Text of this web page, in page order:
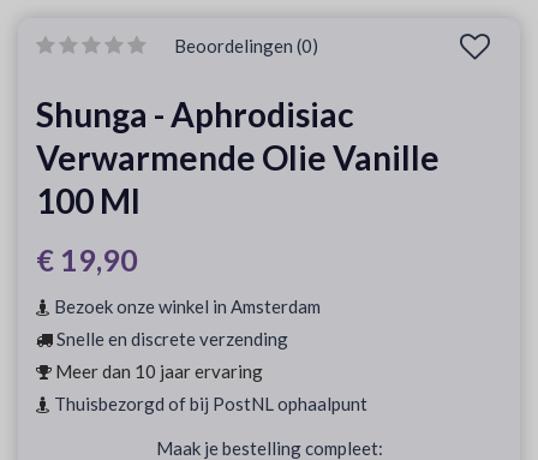
Beoordelingen (0)
Shunga - Aphrodisiac
Verwarmende Olie Vanille
100 Ml
€ 19,90
Bezoek onze winkel in Amsterdam
Snelle en discrete verzending
Meer dan 10 jaar ervaring
Thuisbezorgd of bij PostNL ophaalpunt
Maak je bestelling compleet: